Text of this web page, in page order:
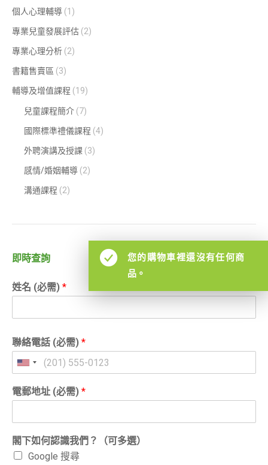
您的購物車裡還沒有任何商
品。
個人心理輔導 (1)
專業兒童發展評估 (2)
專業心理分析 (2)
書籍售賣區 (3)
輔導及增值課程 (19)
兒童課程簡介 (7)
國際標準禮儀課程 (4)
外聘演講及授課 (3)
感情/婚姻輔導 (2)
溝通課程 (2)
即時查詢
姓名 (必需) *
聯絡電話 (必需) *
電郵地址 (必需) *
閣下如何認識我們？（可多選）
Google 搜尋